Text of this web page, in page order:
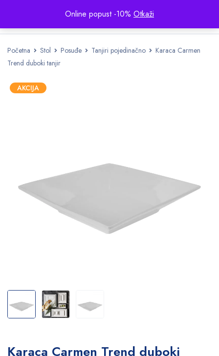
Online popust -10% Otkaži
Početna Stol Posuđe Tanjiri pojedinačno
Karaca Carmen
Trend duboki tanjir
AKCIJA
Karaca Carmen Trend duboki